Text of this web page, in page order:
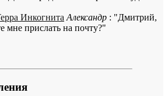
Инкогнита Александр : "Дмитрий,
мне прислать на почту?"